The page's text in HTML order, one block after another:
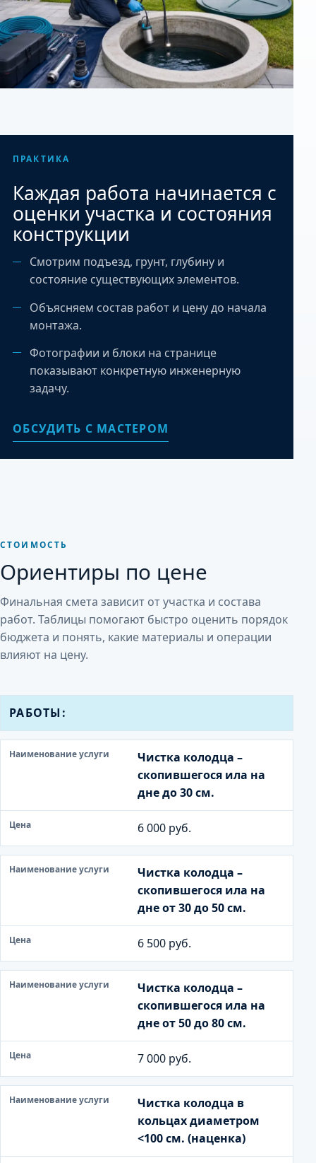
ПРАКТИКА
Каждая работа начинается с
оценки участка и состояния
конструкции
Смотрим подъезд, грунт, глубину и
состояние существующих элементов.
Объясняем состав работ и цену до начала
монтажа.
Фотографии и блоки на странице
показывают конкретную инженерную
задачу.
ОБСУДИТЬ С МАСТЕРОМ
СТОИМОСТЬ
Ориентиры по цене
Финальная смета зависит от участка и состава
работ. Таблицы помогают быстро оценить порядок
бюджета и понять, какие материалы и операции
влияют на цену.
Н
а
в
а
н
у
с
л
н
а
РАБОТЫ:
Чистка колодца –
скопившегося ила на
дне до 30 см.
6 000 руб.
Чистка колодца –
скопившегося ила на
дне от 30 до 50 см.
6 500 руб.
Чистка колодца –
скопившегося ила на
дне от 50 до 80 см.
7 000 руб.
Чистка колодца в
кольцах диаметром
<100 см. (наценка)